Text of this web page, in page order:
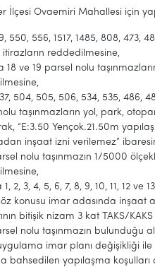
İlçesi Ovaemiri Mahallesi için
550, 556, 1517, 1485, 808, 473,
itirazların reddedilmesine,
18 ve 19 parsel nolu
504, 505, 506, 534, 535, 486,
taşınmazların yol, park,
“E:3.50 Yençok.21.50m
inşaat izni verilemez”
nolu taşınmazın 1/5000
1, 2, 3, 4, 5, 6, 7, 8, 9, 10, 11, 12
konusu imar adasında inşaat
bitişik nizam 3 kat TAKS/
nolu taşınmazın bulunduğu
imar planı değişikliği
bahsedilen yapılaşma